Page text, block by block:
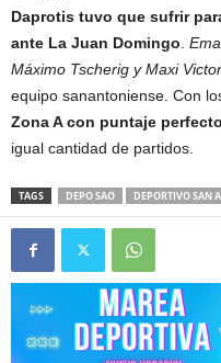
Daprotis tuvo que sufrir
ante La Juan Domingo
Máximo Tscherig y Maxi
equipo sanantoniense. Con
Zona A con puntaje perfecto
igual cantidad de partidos.
TAGS DEPO SAO DEPORTIVO SAN